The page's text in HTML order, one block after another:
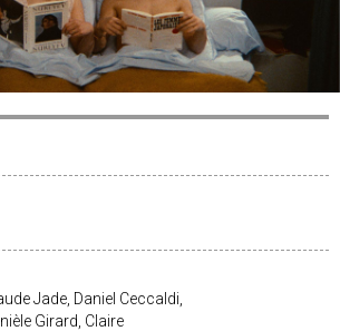
Jade, Daniel Ceccaldi,
Girard, Claire